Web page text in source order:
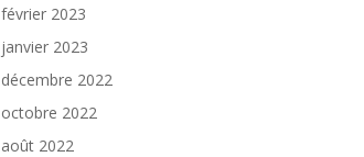
février 2023
janvier 2023
décembre 2022
octobre 2022
août 2022